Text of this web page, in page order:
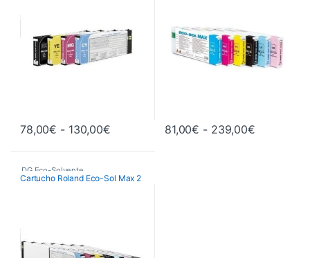
78,00€ - 130,00€Rango de precios: desde 78,00€
Este producto tiene múltiples variantes. Las opciones se
81,00€ - 239,00€Rango de
Este producto tiene múltiples
DG Eco-Solvente
Cartucho Roland Eco-Sol Max 2